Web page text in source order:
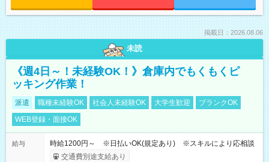
掲載日：2026.08.06
未読
《週4日～！未経験OK！》倉庫内でもくもくピ
ッキング作業！
派遣 職種未経験OK 社会人未経験OK 大学生歓迎
ブランクOK
WEB登録・面接OK
給与
時給1200円～ ※日払いOK(規定あり) ※スキルにより応相談
交通費別途支給あり